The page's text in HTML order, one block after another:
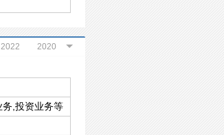
2022 2020
,投资业务等